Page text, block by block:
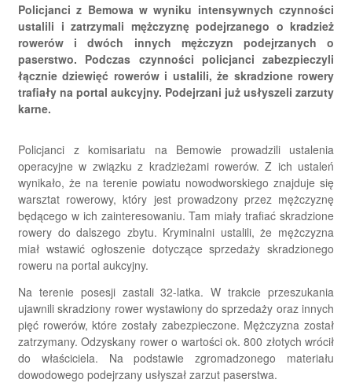
Policjanci z Bemowa w wyniku intensywnych czynności
ustalili i zatrzymali mężczyznę podejrzanego o kradzież
rowerów i dwóch innych mężczyzn podejrzanych o
paserstwo. Podczas czynności policjanci zabezpieczyli
łącznie dziewięć rowerów i ustalili, że skradzione rowery
trafiały na portal aukcyjny. Podejrzani już usłyszeli zarzuty
karne.
Policjanci z komisariatu na Bemowie prowadzili ustalenia
operacyjne w związku z kradzieżami rowerów. Z ich ustaleń
wynikało, że na terenie powiatu nowodworskiego znajduje się
warsztat rowerowy, który jest prowadzony przez mężczyznę
będącego w ich zainteresowaniu. Tam miały trafiać skradzione
rowery do dalszego zbytu. Kryminalni ustalili, że mężczyzna
miał wstawić ogłoszenie dotyczące sprzedaży skradzionego
roweru na portal aukcyjny.
Na terenie posesji zastali 32-latka. W trakcie przeszukania
ujawnili skradziony rower wystawiony do sprzedaży oraz innych
pięć rowerów, które zostały zabezpieczone. Mężczyzna został
zatrzymany. Odzyskany rower o wartości ok. 800 złotych wrócił
do właściciela. Na podstawie zgromadzonego materiału
dowodowego podejrzany usłyszał zarzut paserstwa.